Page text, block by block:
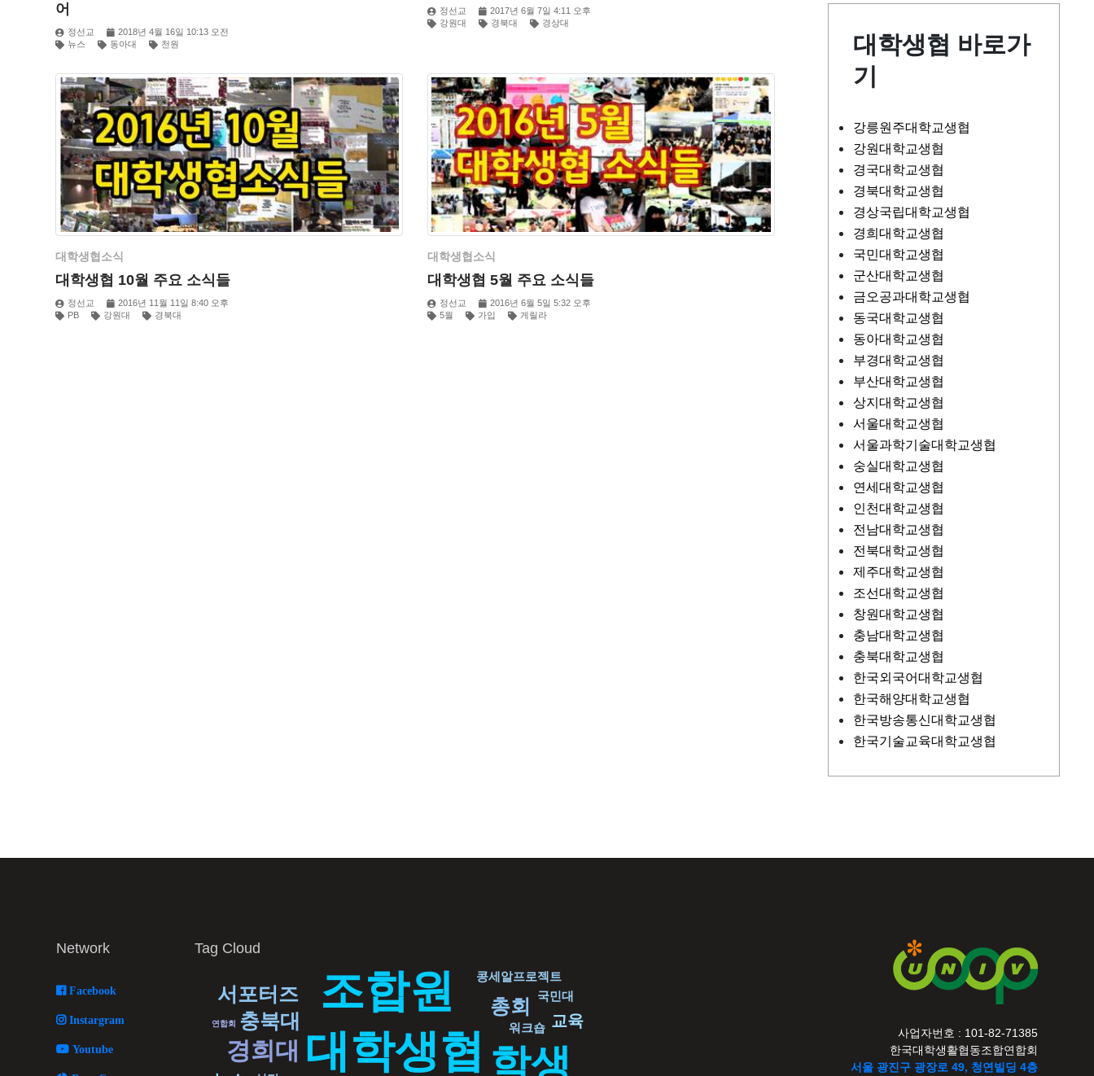
어
정선교
2018년 4월 16일 10:13 오전
뉴스
동아대 천원
정선교
2017년 6월 7일 4:11 오후
강원대
경북대 경상대
대학생협소식
대학생협 10월 주요 소식들
정선교
2016년 11월 11일 8:40 오후
PB
강원대 경북대
대학생협소식
대학생협 5월 주요 소식들
정선교
2016년 6월 5일 5:32 오후
5월
가입 게릴라
대학생협 바로가
기
강릉원주대학교생협
강원대학교생협
경국대학교생협
경북대학교생협
경상국립대학교생협
경희대학교생협
국민대학교생협
군산대학교생협
금오공과대학교생협
동국대학교생협
동아대학교생협
부경대학교생협
부산대학교생협
상지대학교생협
서울대학교생협
서울과학기술대학교생협
숭실대학교생협
연세대학교생협
인천대학교생협
전남대학교생협
전북대학교생협
제주대학교생협
조선대학교생협
창원대학교생협
충남대학교생협
충북대학교생협
한국외국어대학교생협
한국해양대학교생협
한국방송통신대학교생협
한국기술교육대학교생협
Network
Facebook
Instargram
Youtube
Tag Cloud
대학생협
조합원
학생
경희대
충북대
서포터즈
총회
교육
워크숍
국민대
콩세알프로젝트
연합회
사업자번호 : 101-82-71385
한국대학생활협동조합연합회
서울 광진구 광장로 49, 청연빌딩 4층